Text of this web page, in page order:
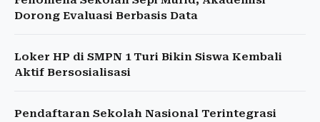
Dorong Evaluasi Berbasis Data
Loker HP di SMPN 1 Turi Bikin Siswa Kembali
Aktif Bersosialisasi
Pendaftaran Sekolah Nasional Terintegrasi